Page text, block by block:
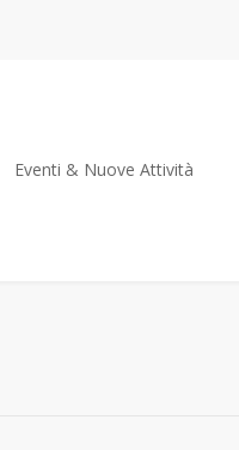
Eventi & Nuove Attività